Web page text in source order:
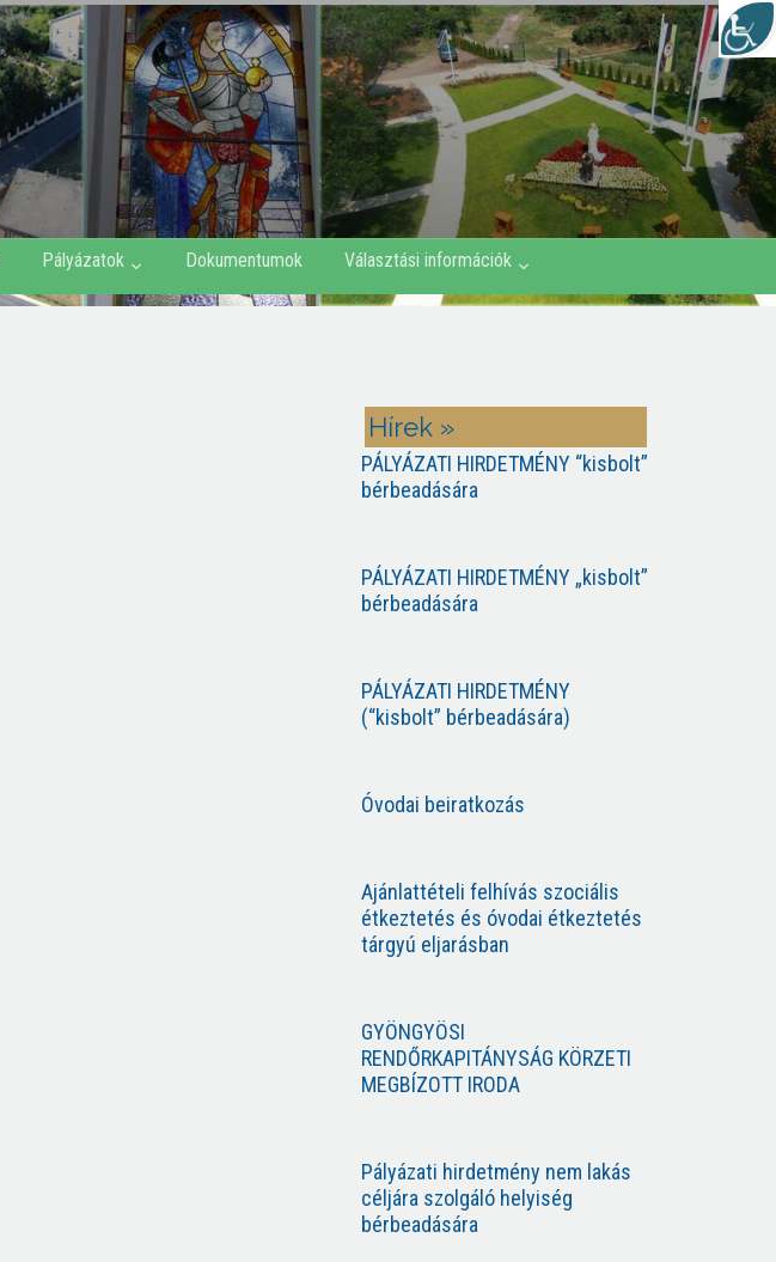
Pályázatok Dokumentumok Választási információk
Hírek »
PÁLYÁZATI HIRDETMÉNY “kisbolt”
bérbeadására
PÁLYÁZATI HIRDETMÉNY „kisbolt”
bérbeadására
PÁLYÁZATI HIRDETMÉNY
(“kisbolt” bérbeadására)
Óvodai beiratkozás
Ajánlattételi felhívás szociális
étkeztetés és óvodai étkeztetés
tárgyú eljarásban
GYÖNGYÖSI
RENDŐRKAPITÁNYSÁG KÖRZETI
MEGBÍZOTT IRODA
Pályázati hirdetmény nem lakás
céljára szolgáló helyiség
bérbeadására